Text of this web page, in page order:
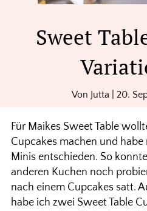
Sweet
Von Jutta 20.
Für Maikes Sweet Table
Cupcakes machen und
Minis entschieden. So
anderen Kuchen noch
nach einem Cupcakes satt.
habe ich zwei Sweet Table